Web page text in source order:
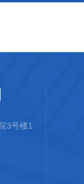
3号楼1